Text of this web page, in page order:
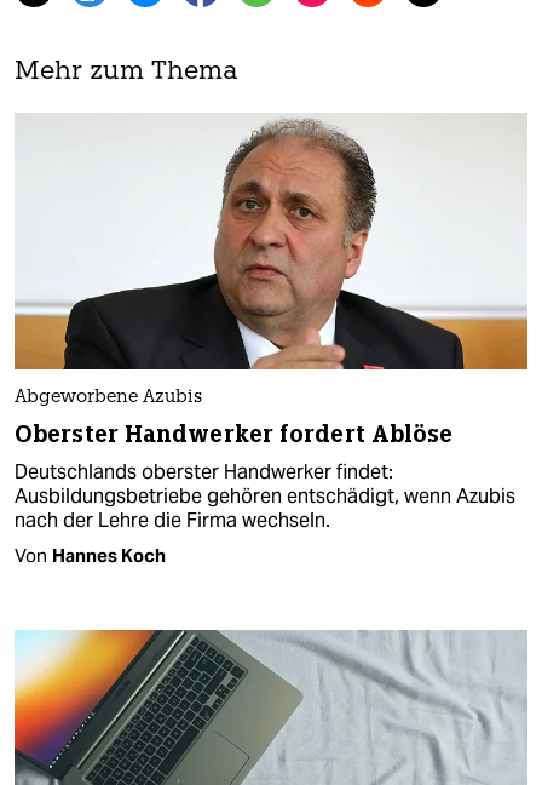
Mehr zum Thema
Abgeworbene Azubis
Oberster Handwerker fordert Ablöse
Deutschlands oberster Handwerker findet:
Ausbildungsbetriebe gehören entschädigt, wenn Azubis
nach der Lehre die Firma wechseln.
Von Hannes Koch